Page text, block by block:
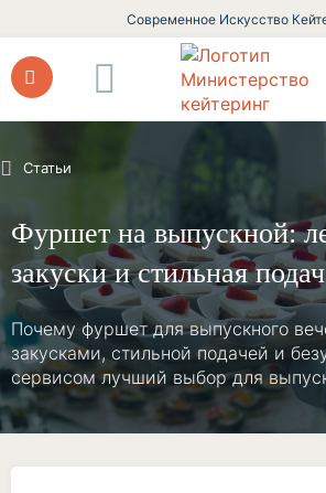
Современное Искусство
Статьи
Фуршет на выпускной:
закуски и стильная
Почему фуршет для выпускного
закусками, стильной подачей и
сервисом лучший выбор для